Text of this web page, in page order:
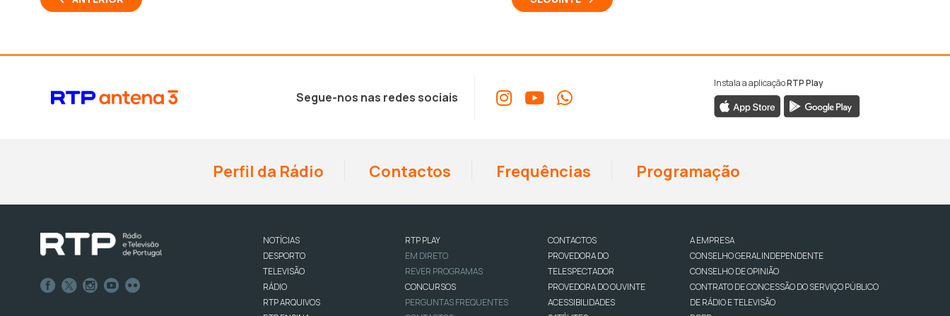
Segue-nos nas redes sociais
Instala a aplicaçãoRTP Play
Perfil da Rádio Contactos Frequências Programação
NOTÍCIAS
DESPORTO
TELEVISÃO
RÁDIO
RTP ARQUIVOS
RTP PLAY
EM DIRETO
REVER PROGRAMAS
CONCURSOS
PERGUNTAS FREQUENTES
CONTACTOS
PROVEDORA DO
TELESPECTADOR
PROVEDORA DO OUVINTE
ACESSIBILIDADES
A EMPRESA
CONSELHO GERAL INDEPENDENTE
CONSELHO DE OPINIÃO
CONTRATO DE CONCESSÃO DO SERVIÇO PÚBLICO
DE RÁDIO E TELEVISÃO